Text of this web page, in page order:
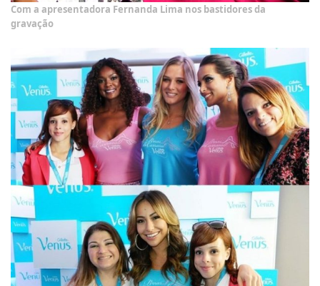
Com a apresentadora Fernanda Lima nos bastidores da
gravação